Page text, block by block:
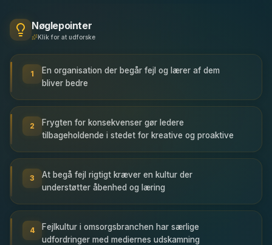
Nøglepointer
Klik for at udforske
1
En organisation der begår fejl og lærer af dem
bliver bedre
2
Frygten for konsekvenser gør ledere
tilbageholdende i stedet for kreative og proaktive
3
At begå fejl rigtigt kræver en kultur der
understøtter åbenhed og læring
4
Fejlkultur i omsorgsbranchen har særlige
udfordringer med mediernes udskamning